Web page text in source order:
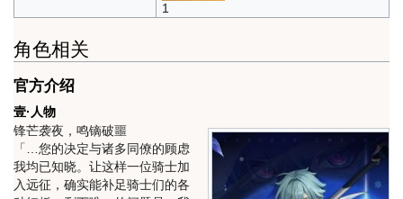
1
角色相关
官方介绍
壹·人物
锋芒袭夜，鸣镝破噩
「…您的决定与诸多同僚的顾虑
我均已知晓。让这样一位骑士加
入远征，确实能补足骑士们的各